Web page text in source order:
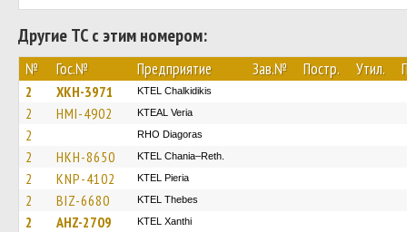
Другие ТС с этим номером:
№ Гос.№ Предприятие Зав.№ Постр. Утил.
2 XKH-3971 ΚΤΕL Chalkidikis
2 HMI-4902 KTEAL Veria
2 RHO Diagoras
2 HKH-8650 KTEL Chania–Reth.
2 KNP-4102 KTEL Pieria
2 BIZ-6680 KTEL Thebes
2 AHZ-2709 KTEL Xanthi